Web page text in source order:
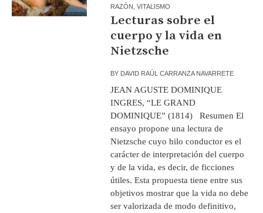
RAZÓN ,VITALISMO
Lecturas sobre el
cuerpo y la vida en
Nietzsche
BY DAVID RAÚL CARRANZA NAVARRETE
JEAN AGUSTE DOMINIQUE
INGRES, “LE GRAND
DOMINIQUE” (1814) Resumen El
ensayo propone una lectura de
Nietzsche cuyo hilo conductor es el
carácter de interpretación del cuerpo
y de la vida, es decir, de ficciones
útiles. Esta propuesta tiene entre sus
objetivos mostrar que la vida no debe
ser valorizada de modo definitivo,